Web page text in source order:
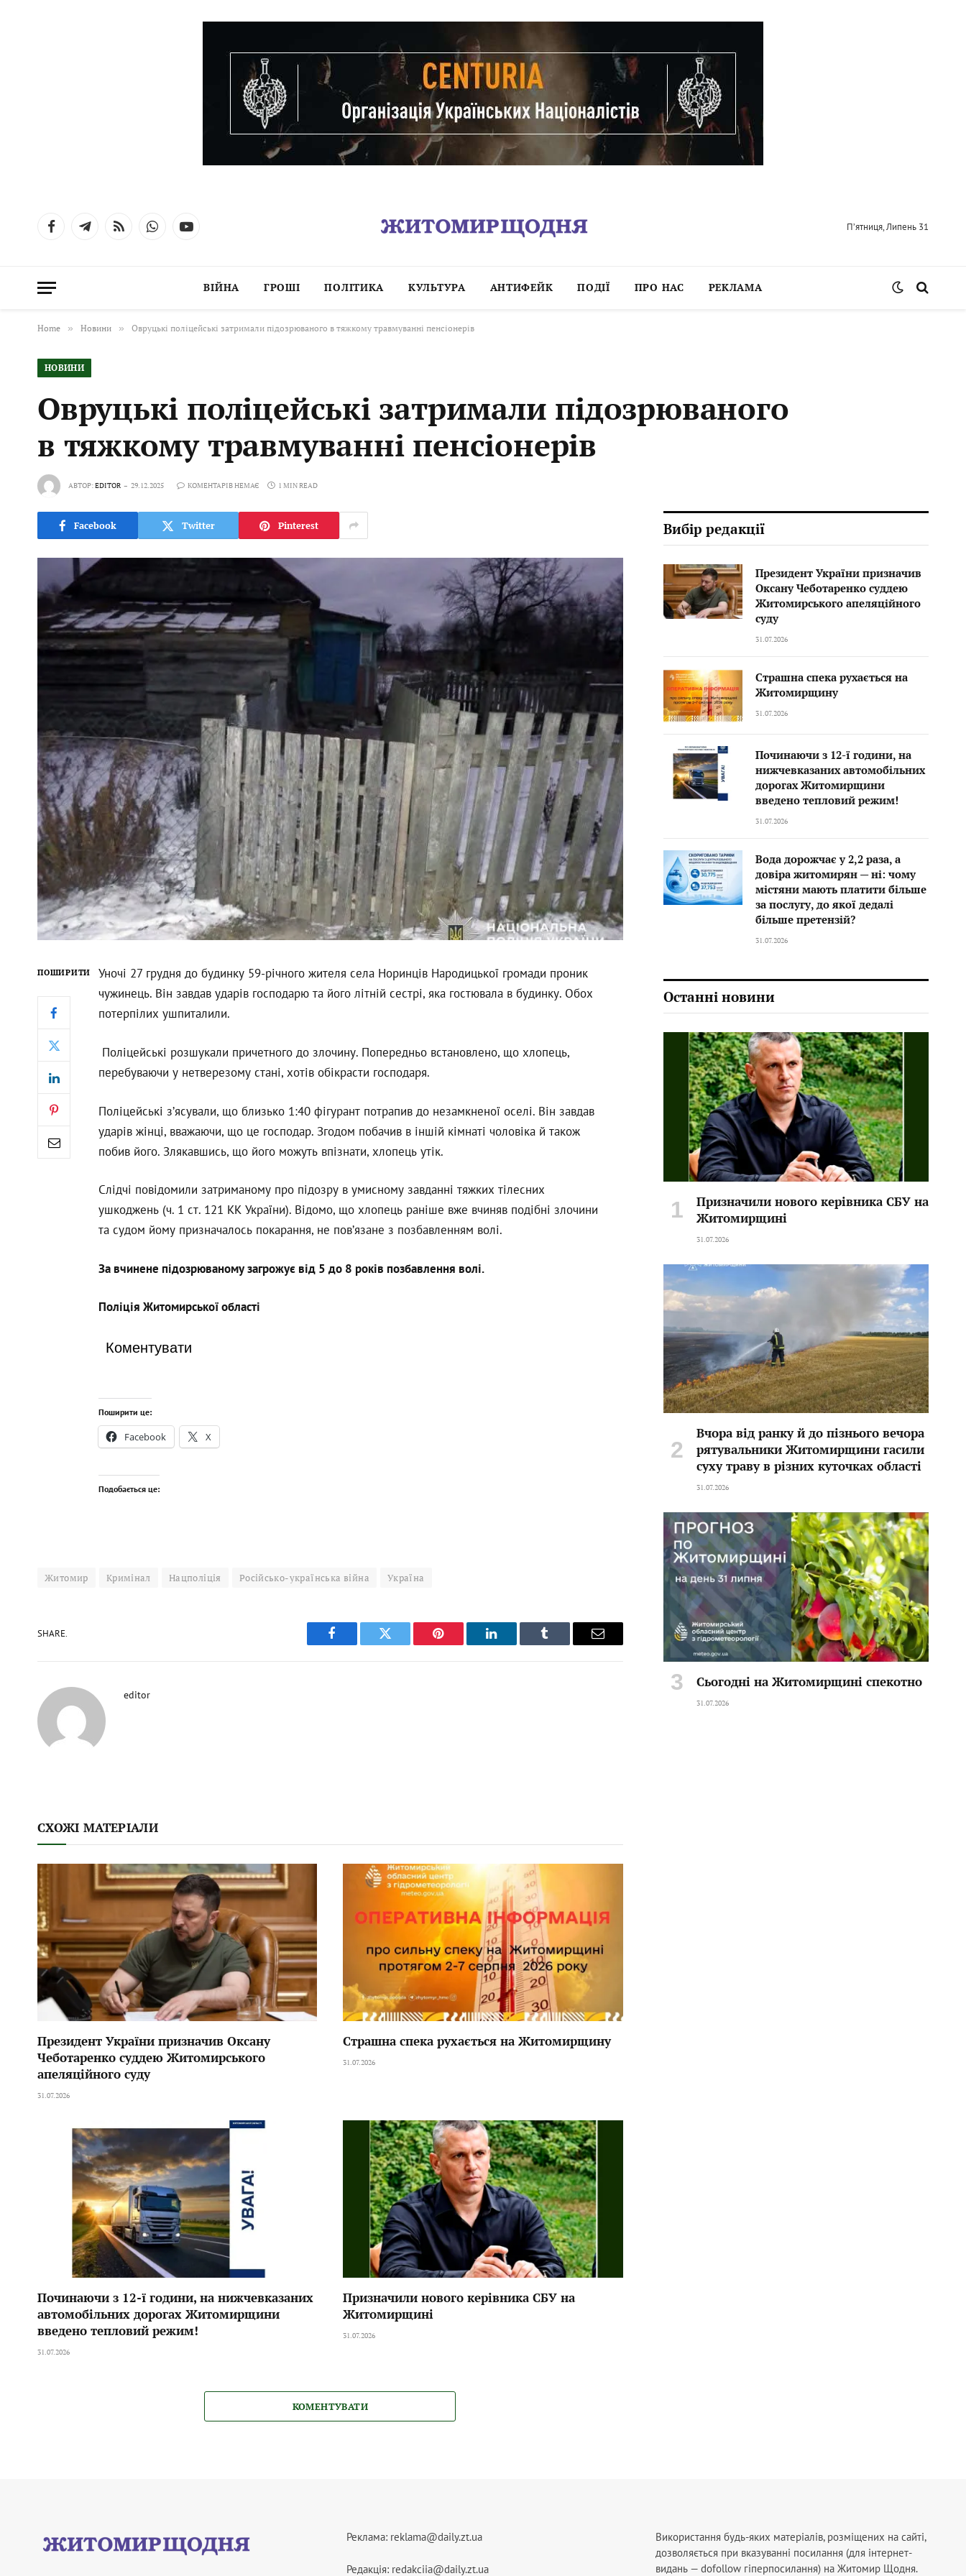
FacebookTelegramRSS WhatsAppYouTube П’ятниця, Липень 31
ВІЙНА ГРОШІ ПОЛІТИКА КУЛЬТУРА АНТИФЕЙК ПОДІЇ ПРО НАС РЕКЛАМА
Home » Новини » Овруцькі поліцейські затримали підозрюваного в тяжкому травмуванні пенсіонерів
НОВИНИ
Овруцькі поліцейські затримали підозрюваного
в тяжкому травмуванні пенсіонерів
АВТОР:EDITOR 29.12.2025 КОМЕНТАРІВ НЕМАЄ 1 MIN READ
Facebook Twitter Pinterest
ПОШИРИТИ
Уночі 27 грудня до будинку 59-річного жителя села Норинців Народицької громади проник
чужинець. Він завдав ударів господарю та його літній сестрі, яка гостювала в будинку. Обох
потерпілих ушпиталили.
Поліцейські розшукали причетного до злочину. Попередньо встановлено, що хлопець,
перебуваючи у нетверезому стані, хотів обікрасти господаря.
Поліцейські з’ясували, що близько 1:40 фігурант потрапив до незамкненої оселі. Він завдав
ударів жінці, вважаючи, що це господар. Згодом побачив в іншій кімнаті чоловіка й також
побив його. Злякавшись, що його можуть впізнати, хлопець утік.
Слідчі повідомили затриманому про підозру в умисному завданні тяжких тілесних
ушкоджень (ч. 1 ст. 121 КК України). Відомо, що хлопець раніше вже вчиняв подібні злочини
та судом йому призначалось покарання, не пов’язане з позбавленням волі.
За вчинене підозрюваному загрожує від 5 до 8 років позбавлення волі.
Поліція Житомирської області
Коментувати
Поширити це:
Facebook X
Подобається це:
Житомир Кримінал Нацполіція Російсько-українська війна Україна
SHARE.
Facebook Twitter Pinterest LinkedIn Tumblr Email
editor
СХОЖІ МАТЕРІАЛИ
Президент України призначив Оксану
Чеботаренко суддею Житомирського
апеляційного суду
31.07.2026
Страшна спека рухається на Житомирщину
31.07.2026
Починаючи з 12-ї години, на нижчевказаних
автомобільних дорогах Житомирщини
введено тепловий режим!
31.07.2026
Призначили нового керівника СБУ на
Житомирщині
31.07.2026
КОМЕНТУВАТИ
Вибір редакції
Президент України призначив
Оксану Чеботаренко суддею
Житомирського апеляційного
суду
31.07.2026
Страшна спека рухається на
Житомирщину
31.07.2026
Починаючи з 12-ї години, на
нижчевказаних автомобільних
дорогах Житомирщини
введено тепловий режим!
31.07.2026
Вода дорожчає у 2,2 раза, а
довіра житомирян — ні: чому
містяни мають платити більше
за послугу, до якої дедалі
більше претензій?
31.07.2026
Останні новини
Призначили нового керівника СБУ на
Житомирщині
31.07.2026
Вчора від ранку й до пізнього вечора
рятувальники Житомирщини гасили
суху траву в різних куточках області
31.07.2026
Сьогодні на Житомирщині спекотно
31.07.2026
Реклама: reklama@daily.zt.ua
Редакція: redakciia@daily.zt.ua
Використання будь-яких матеріалів, розміщених на сайті,
дозволяється при вказуванні посилання (для інтернет-
видань — dofollow гіперпосилання) на Житомир Щодня.